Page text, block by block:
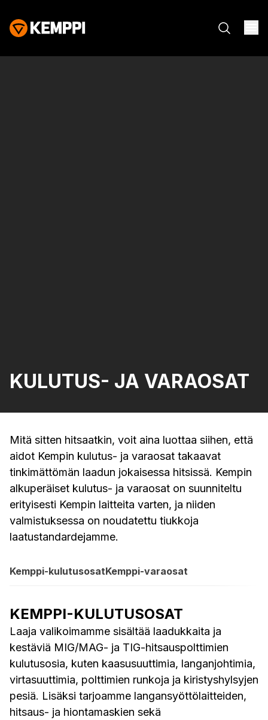
KULUTUS- JA VARAOSAT
Mitä sitten hitsaatkin, voit aina luottaa siihen, että
aidot Kempin kulutus- ja varaosat takaavat
tinkimättömän laadun jokaisessa hitsissä. Kempin
alkuperäiset kulutus- ja varaosat on suunniteltu
erityisesti Kempin laitteita varten, ja niiden
valmistuksessa on noudatettu tiukkoja
laatustandardejamme.
Kemppi-kulutusosatKemppi-varaosat
KEMPPI-KULUTUSOSAT
Laaja valikoimamme sisältää laadukkaita ja
kestäviä MIG/MAG- ja TIG-hitsauspolttimien
kulutusosia, kuten kaasusuuttimia, langanjohtimia,
virtasuuttimia, polttimien runkoja ja kiristyshylsyjen
pesiä. Lisäksi tarjoamme langansyöttölaitteiden,
hitsaus- ja hiontamaskien sekä